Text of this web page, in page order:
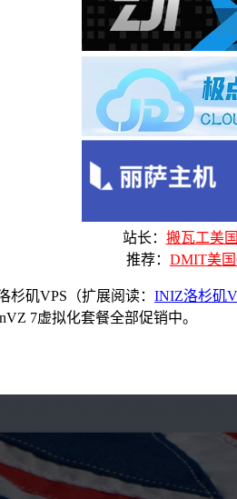
站长： 搬瓦工美
推荐： DMIT美国
杉矶VPS（扩展阅读： INIZ洛杉矶
7虚拟化套餐全部促销中。